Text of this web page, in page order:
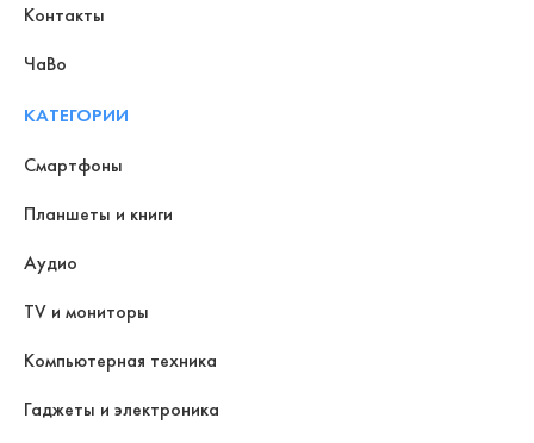
Контакты
ЧаВо
КАТЕГОРИИ
Смартфоны
Планшеты и книги
Аудио
TV и мониторы
Компьютерная техника
Гаджеты и электроника